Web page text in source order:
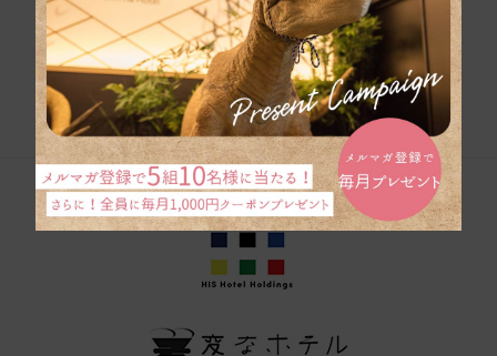
団体旅行のお問い合
わせ